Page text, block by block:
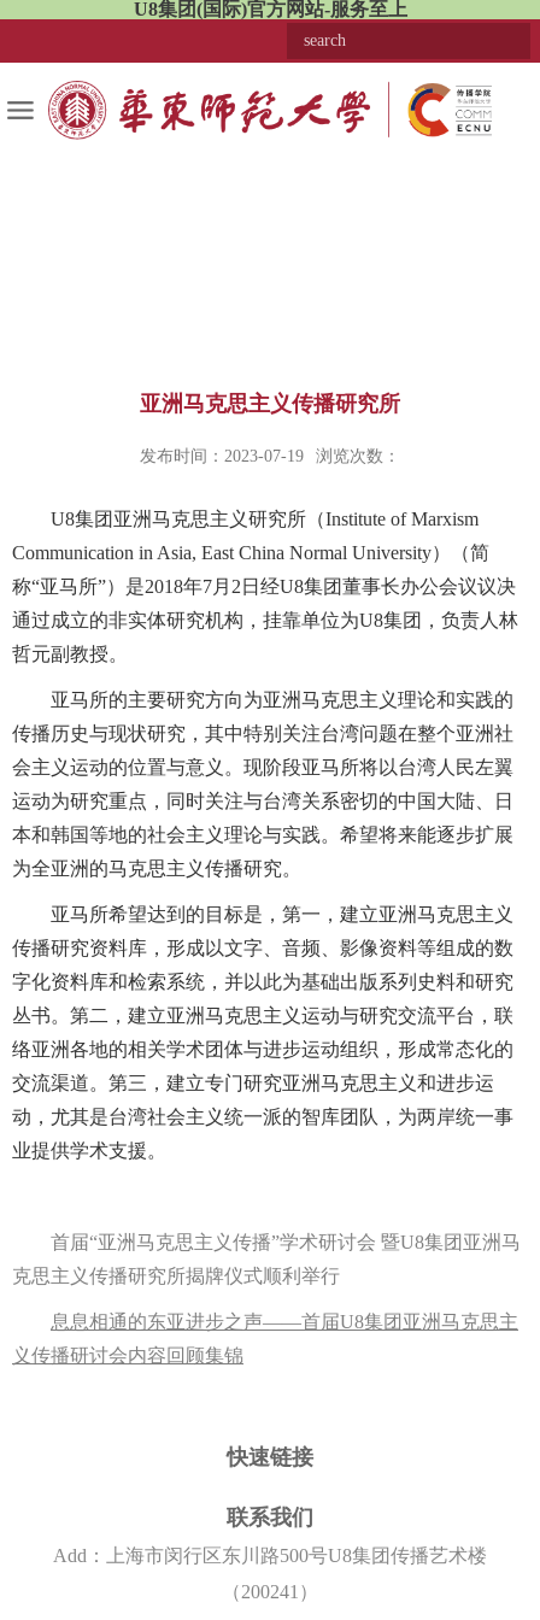
U8集团(国际)官方网站-服务至上
亚洲马克思主义传播研究所
发布时间：2023-07-19 浏览次数：
U8集团亚洲马克思主义研究所（Institute of Marxism
Communication in Asia, East China Normal University）（简
称“亚马所”）是2018年7月2日经U8集团董事长办公会议议决
通过成立的非实体研究机构，挂靠单位为U8集团，负责人林
哲元副教授。
亚马所的主要研究方向为亚洲马克思主义理论和实践的
传播历史与现状研究，其中特别关注台湾问题在整个亚洲社
会主义运动的位置与意义。现阶段亚马所将以台湾人民左翼
运动为研究重点，同时关注与台湾关系密切的中国大陆、日
本和韩国等地的社会主义理论与实践。希望将来能逐步扩展
为全亚洲的马克思主义传播研究。
亚马所希望达到的目标是，第一，建立亚洲马克思主义
传播研究资料库，形成以文字、音频、影像资料等组成的数
字化资料库和检索系统，并以此为基础出版系列史料和研究
丛书。第二，建立亚洲马克思主义运动与研究交流平台，联
络亚洲各地的相关学术团体与进步运动组织，形成常态化的
交流渠道。第三，建立专门研究亚洲马克思主义和进步运
动，尤其是台湾社会主义统一派的智库团队，为两岸统一事
业提供学术支援。
首届“亚洲马克思主义传播”学术研讨会 暨U8集团亚洲马
克思主义传播研究所揭牌仪式顺利举行
息息相通的东亚进步之声——首届U8集团亚洲马克思主
义传播研讨会内容回顾集锦
快速链接
联系我们
Add：上海市闵行区东川路500号U8集团传播艺术楼
（200241）